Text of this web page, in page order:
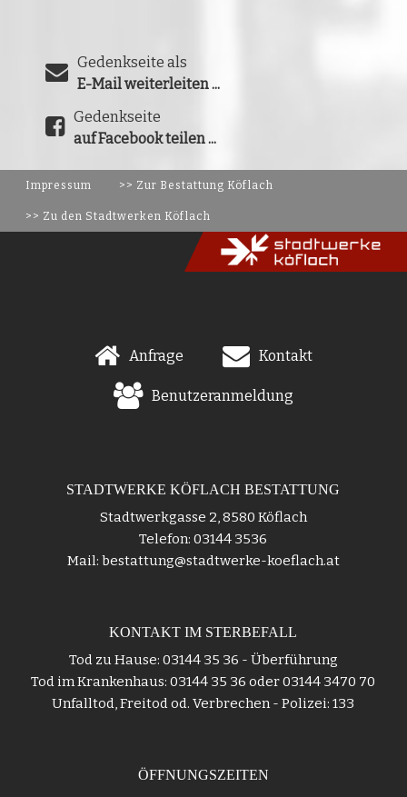
Gedenkseite als
E-Mail weiterleiten ...
Gedenkseite
auf Facebook teilen ...
Impressum >> Zur Bestattung Köflach
>> Zu den Stadtwerken Köflach
Anfrage Kontakt
Benutzeranmeldung
STADTWERKE KÖFLACH BESTATTUNG
Stadtwerkgasse 2, 8580 Köflach
Telefon: 03144 3536
Mail: bestattung@stadtwerke-koeflach.at
KONTAKT IM STERBEFALL
Tod zu Hause: 03144 35 36 - Überführung
Tod im Krankenhaus: 03144 35 36 oder 03144 3470 70
Unfalltod, Freitod od. Verbrechen - Polizei: 133
ÖFFNUNGSZEITEN